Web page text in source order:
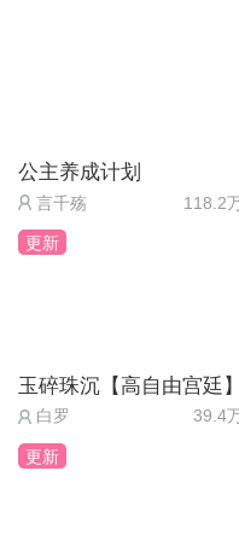
公主养成计划
言千殇 118.2
更新
玉碎珠沉【高自由宫廷】
白罗 39.4
更新